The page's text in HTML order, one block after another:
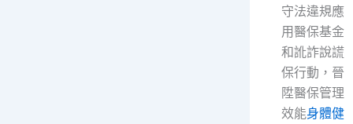
守法違規應
用醫保基金
和訛詐說謊
保行動，晉
陞醫保管理
效能身體健